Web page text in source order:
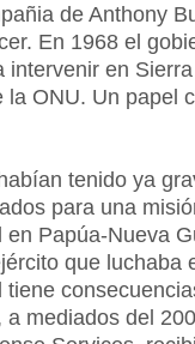
de Anthony
En 1968 el
intervenir en
ONU. Un papel
tenido ya
para una
Papúa-Nueva
que luchaba
mediados del